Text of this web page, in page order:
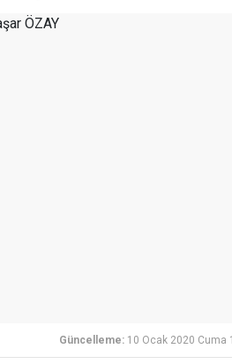
Güncelleme: 10 Ocak 2020 Cuma